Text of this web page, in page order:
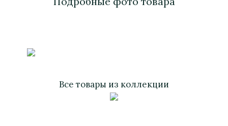
Все товары из коллекции